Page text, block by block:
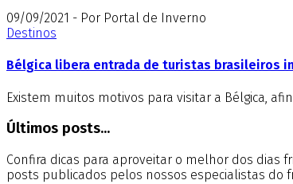
09/09/2021 - Por Portal de Inverno
Destinos
Bélgica libera entrada de turistas brasileiros
Existem muitos motivos para visitar a Bélgica,
Últimos posts...
Confira dicas para aproveitar o melhor dos dias
posts publicados pelos nossos especialistas do